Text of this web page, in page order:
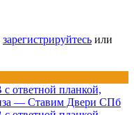
зарегистрируйтесь или